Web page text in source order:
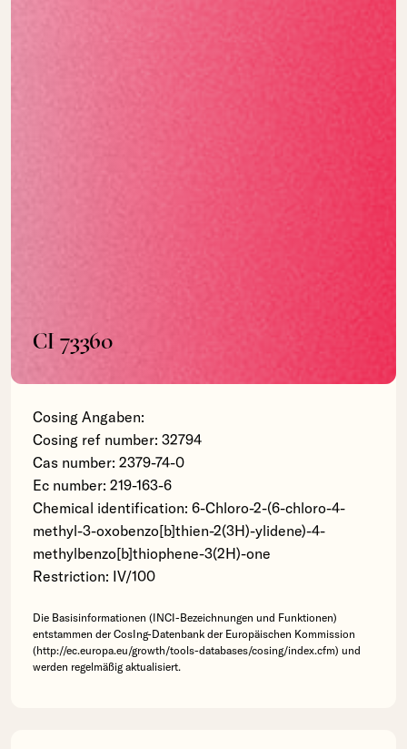
CI 73360
Cosing Angaben:
Cosing ref number: 32794
Cas number: 2379-74-0
Ec number: 219-163-6
Chemical identification: 6-Chloro-2-(6-chloro-4-
methyl-3-oxobenzo[b]thien-2(3H)-ylidene)-4-
methylbenzo[b]thiophene-3(2H)-one
Restriction: IV/100
Die Basisinformationen (INCI-Bezeichnungen und Funktionen)
entstammen der CosIng-Datenbank der Europäischen Kommission
(http://ec.europa.eu/growth/tools-databases/cosing/index.cfm) und
werden regelmäßig aktualisiert.